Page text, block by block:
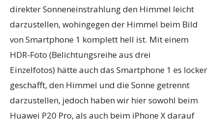
direkter Sonneneinstrahlung den Himmel leicht
darzustellen, wohingegen der Himmel beim Bild
von Smartphone 1 komplett hell ist. Mit einem
HDR-Foto (Belichtungsreihe aus drei
Einzelfotos) hätte auch das Smartphone 1 es locker
geschafft, den Himmel und die Sonne getrennt
darzustellen, jedoch haben wir hier sowohl beim
Huawei P20 Pro, als auch beim iPhone X darauf